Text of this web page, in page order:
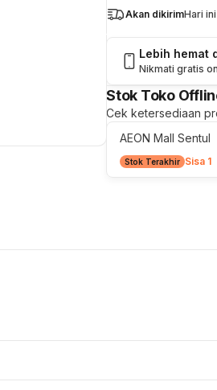
Akan dikirimHari ini
Lebih hemat
Nikmati gratis
Stok Toko
Cek ketersediaan
AEON Mall Sentul
Stok Terakhir Sisa 1